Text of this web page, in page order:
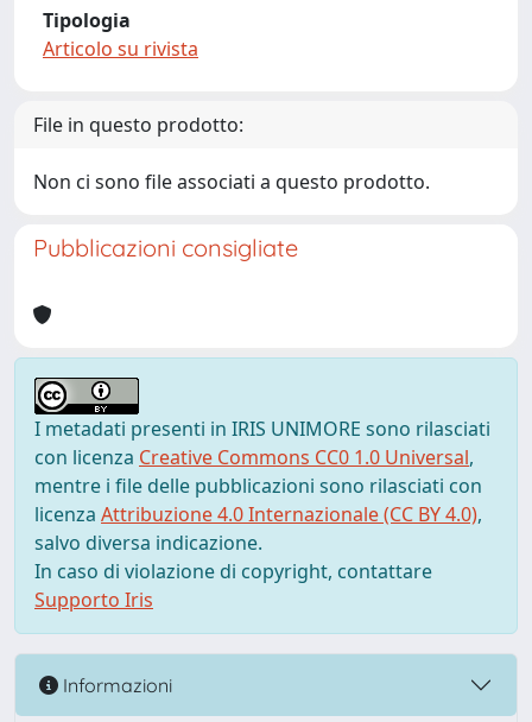
Tipologia
Articolo su rivista
File in questo prodotto:
Non ci sono file associati a questo prodotto.
Pubblicazioni consigliate
I metadati presenti in IRIS UNIMORE sono rilasciati
con licenza Creative Commons CC0 1.0 Universal,
mentre i file delle pubblicazioni sono rilasciati con
licenza Attribuzione 4.0 Internazionale (CC BY 4.0),
salvo diversa indicazione.
In caso di violazione di copyright, contattare
Supporto Iris
Informazioni